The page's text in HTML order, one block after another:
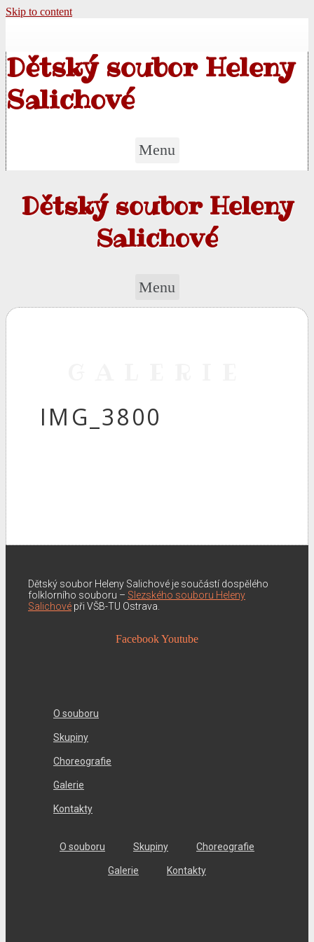
Skip to content
Dětský soubor Heleny
Salichové
Menu
Dětský soubor Heleny
Salichové
Menu
IMG_3800
Dětský soubor Heleny Salichové je součástí dospělého
folklorního souboru – Slezského souboru Heleny
Salichové při VŠB-TU Ostrava.
FacebookYoutube
O souboru
Skupiny
Choreografie
Galerie
Kontakty
O souboru Skupiny Choreografie
Galerie Kontakty